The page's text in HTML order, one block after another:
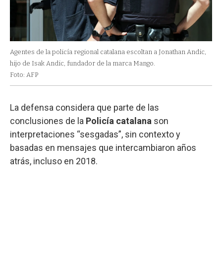
Agentes de la policía regional catalana escoltan a Jonathan Andic,
hijo de Isak Andic, fundador de la marca Mango.
Foto: AFP
La defensa considera que parte de las
conclusiones de la Policía catalana son
interpretaciones “sesgadas”, sin contexto y
basadas en mensajes que intercambiaron años
atrás, incluso en 2018.